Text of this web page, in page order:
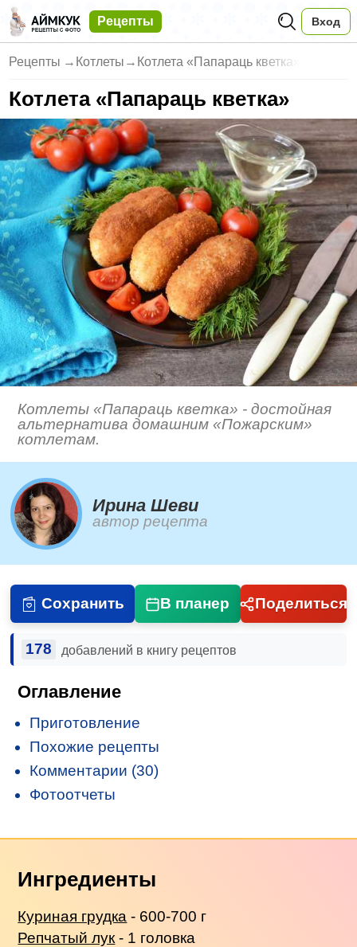
Рецепты Вход
Рецепты → Котлеты → Котлета «Папараць кветка»
Котлета «Папараць кветка»
Котлеты «Папараць кветка» - достойная
альтернатива домашним «Пожарским»
котлетам.
Ирина Шеви
автор рецепта
Сохранить В планер Поделиться
178 добавлений в книгу рецептов
Оглавление
Приготовление
Похожие рецепты
Комментарии (30)
Фотоотчеты
Ингредиенты
Куриная грудка - 600-700 г
Репчатый лук - 1 головка